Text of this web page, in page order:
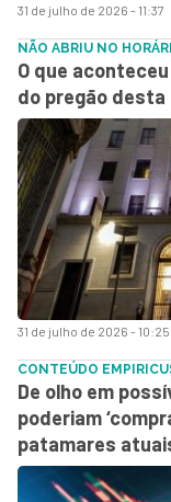
31 de julho de 2026 - 11:37
31 de julho de 2026 - 10:25
NÃO ABRIU NO
O que
do pregão
CONTEÚDO
De olho em
poderiam
patamares